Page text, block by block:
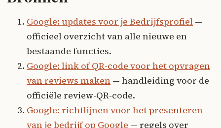
Google: updates voor je Bedrijfsprofiel —
officieel overzicht van alle nieuwe en
bestaande functies.
Google: link of QR-code voor het opvragen
van reviews maken — handleiding voor de
officiële review-QR-code.
Google: richtlijnen voor het presenteren
van je bedrijf op Google — regels over